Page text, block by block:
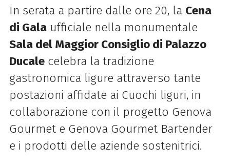
In serata a partire dalle ore 20, la Cena
di Galaufficiale nella monumentale
Sala del Maggior Consiglio di Palazzo
Ducalecelebra la tradizione
gastronomica ligure attraverso tante
postazioni affidate ai Cuochi liguri, in
collaborazione con il progetto Genova
Gourmet e Genova Gourmet Bartender
e i prodotti delle aziende sostenitrici.